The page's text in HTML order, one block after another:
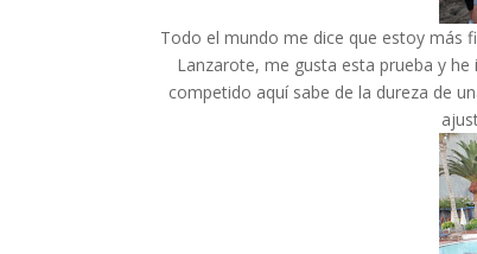
Todo el mundo me dice que estoy más
Lanzarote, me gusta esta prueba y
competido aquí sabe de la dureza de